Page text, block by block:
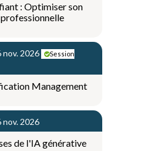
: Optimiser son
nov. 2026
Session
Management
nov. 2026
de l'IA générative